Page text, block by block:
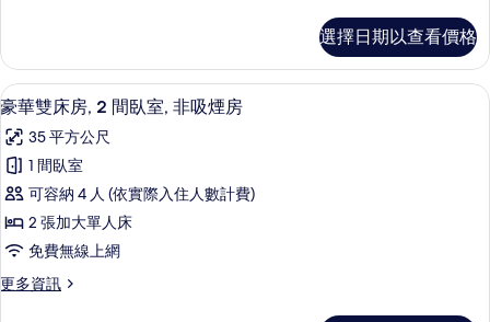
Only)
Non-
Smoking
的
所
有
相
片
(Booth
with
Rain
Only)
Non-
的
詳
情
選擇日期以查看價格
顯
示
豪
華
雙
床
房,
2
高級寢具、羽絨被、客房內保險箱、
19
豪華雙床房, 2 間臥室, 非吸煙房
35 平方公尺
1 間臥室
可容納 4 人 (依實際入住人數計費)
2 張加大單人床
免費無線上網
更多資訊
更